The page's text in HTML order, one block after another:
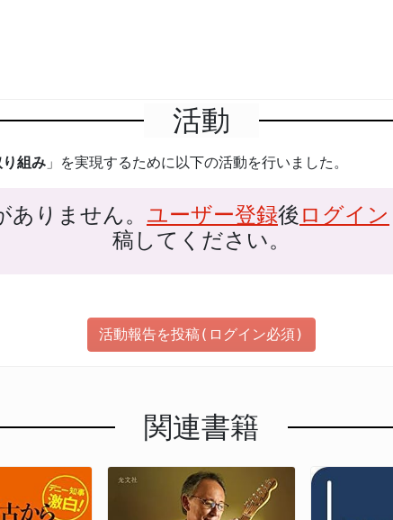
活動
組み 」を実現するために以下の活動を行いました。
ありません。 ユーザー登録後 ログイン
稿してください。
活動報告を投稿(ログイン必須)
関連書籍